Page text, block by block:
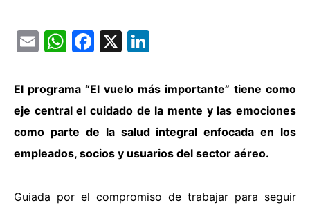
EmailWhatsApp
Facebook
X
El programa “El vuelo más importante” tiene como
eje central el cuidado de la mente y las emociones
como parte de la salud integral enfocada en los
empleados, socios y usuarios del sector aéreo.
Guiada por el compromiso de trabajar para seguir